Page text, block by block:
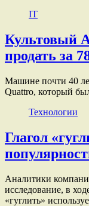
IT
Культовый
продать за
Машине почти 40
Quattro, который
Технологии
Глагол
Аналитики
исследование, в
«гуглить»